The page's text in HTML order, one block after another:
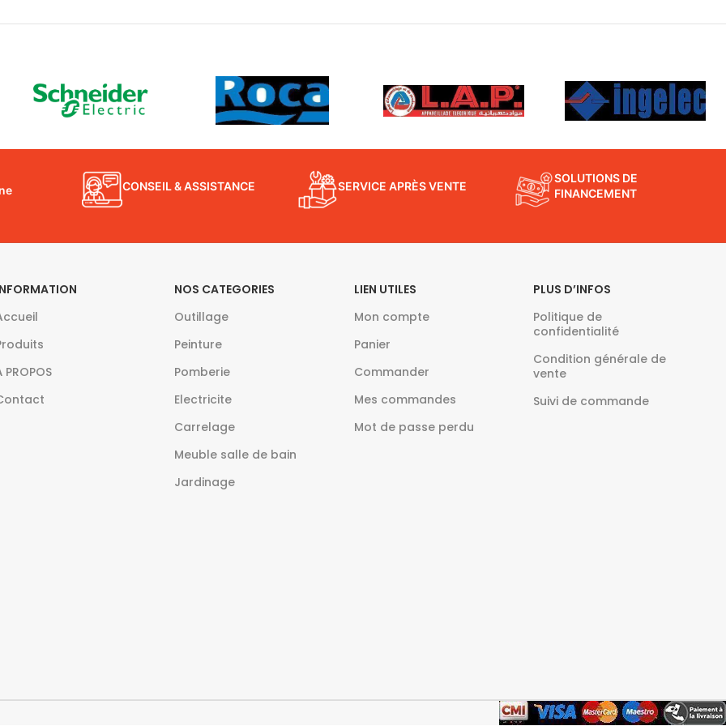
CONSEIL & ASSISTANCE SERVICE APRÈS VENTE
SOLUTIONS DE
FINANCEMENT
PROPOS
NOS CATEGORIES
Outillage
Peinture
Pomberie
Electricite
Carrelage
Meuble salle de bain
Jardinage
LIEN UTILES
Mon compte
Panier
Commander
Mes commandes
Mot de passe perdu
PLUS D’INFOS
Politique de
confidentialité
Condition générale de
vente
Suivi de commande